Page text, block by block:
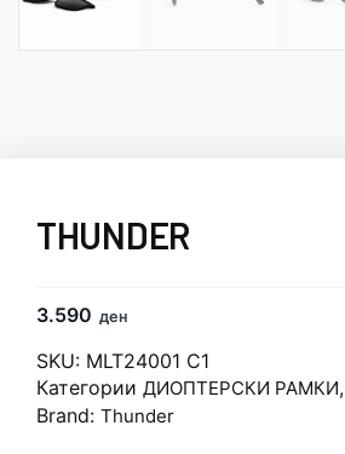
THUNDER
3.590 ден
SKU: MLT24001 C1
Категории ДИОПТЕРСКИ РАМКИ,
Brand: Thunder